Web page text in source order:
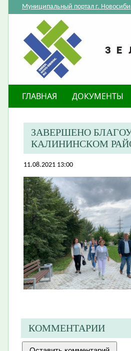
Муниципальный портал г.
ГЛАВНАЯ ДОКУМЕНТЫ
ЗАВЕРШЕНО
КАЛИНИНСКОМ
11.08.2021 13:00
КОММЕНТАРИИ